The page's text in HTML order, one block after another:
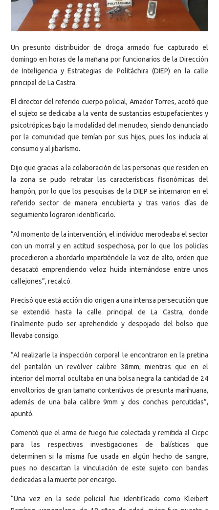
Un presunto distribuidor de droga armado fue capturado el
domingo en horas de la mañana por funcionarios de la Dirección
de Inteligencia y Estrategias de Politáchira (DIEP) en la calle
principal de La Castra.
El director del referido cuerpo policial, Amador Torres, acotó que
el sujeto se dedicaba a la venta de sustancias estupefacientes y
psicotrópicas bajo la modalidad del menudeo, siendo denunciado
por la comunidad que temían por sus hijos, pues los inducía al
consumo y al jibarísmo.
Dijo que gracias a la colaboración de las personas que residen en
la zona se pudo retratar las características fisonómicas del
hampón, por lo que los pesquisas de la DIEP se internaron en el
referido sector de manera encubierta y tras varios días de
seguimiento lograron identificarlo.
“Al momento de la intervención, el individuo merodeaba el sector
con un morral y en actitud sospechosa, por lo que los policías
procedieron a abordarlo impartiéndole la voz de alto, orden que
desacató emprendiendo veloz huida internándose entre unos
callejones”, recalcó.
Precisó que está acción dio origen a una intensa persecución que
se extendió hasta la calle principal de La Castra, donde
finalmente pudo ser aprehendido y despojado del bolso que
llevaba consigo.
“Al realizarle la inspección corporal le encontraron en la pretina
del pantalón un revólver calibre 38mm; mientras que en el
interior del morral ocultaba en una bolsa negra la cantidad de 24
envoltorios de gran tamaño contentivos de presunta marihuana,
además de una bala calibre 9mm y dos conchas percutidas”,
apuntó.
Comentó que el arma de fuego fue colectada y remitida al Cicpc
para las respectivas investigaciones de balísticas que
determinen si la misma fue usada en algún hecho de sangre,
pues no descartan la vinculación de este sujeto con bandas
dedicadas a la muerte por encargo.
“Una vez en la sede policial fue identificado como Kleibert